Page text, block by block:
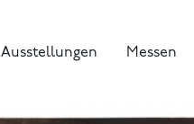
Ausstellungen Messen